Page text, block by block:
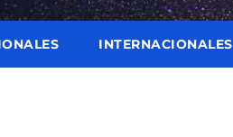
INTERNACIONALES